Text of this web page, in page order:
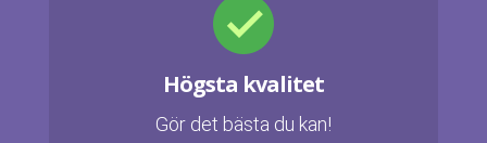
Högsta kvalitet
Gör det bästa du kan!